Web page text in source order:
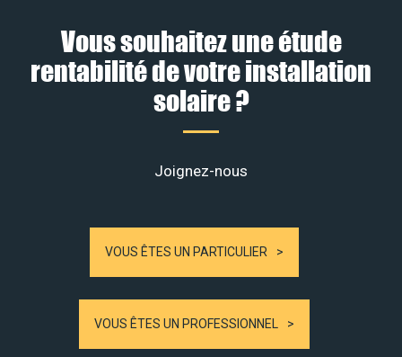
Vous souhaitez une étude
rentabilité de votre installation
solaire ?
Joignez-nous
VOUS ÊTES UN PARTICULIER
VOUS ÊTES UN PROFESSIONNEL